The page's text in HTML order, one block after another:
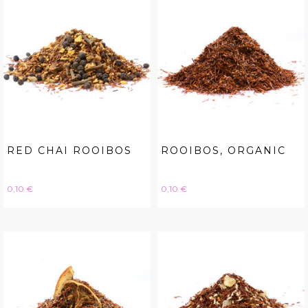
RED CHAI ROOIBOS
Hinta
0,10 €
ROOIBOS, ORGANIC
Hinta
0,10 €